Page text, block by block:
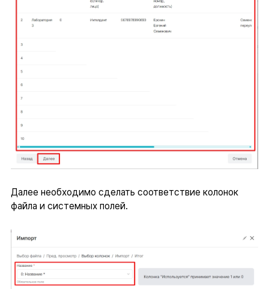
Далее необходимо сделать соответствие колонок
файла и системных полей.